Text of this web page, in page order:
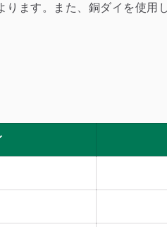
ます。また、銅ダイを使用